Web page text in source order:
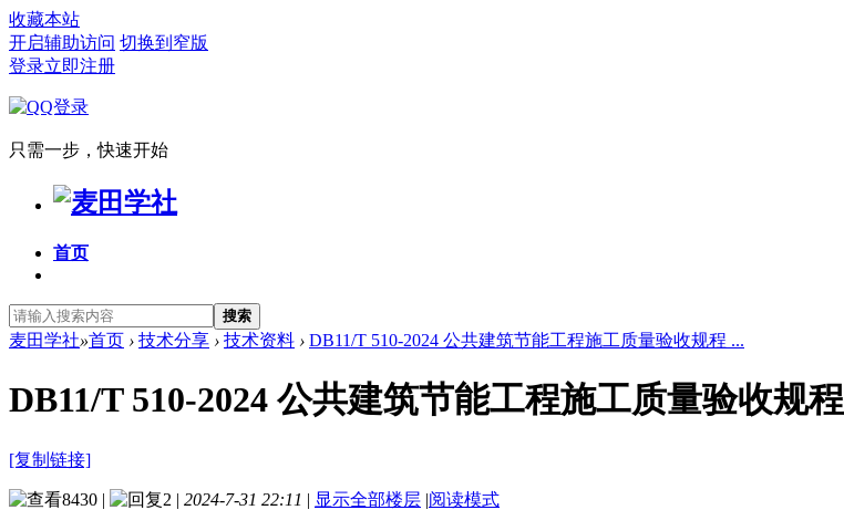
收藏本站
开启辅助访问 切换到窄版
登录立即注册
只需一步，快速开始
首页
搜索
麦田学社»首页 › 技术分享 › 技术资料 › DB11/T 510-2024 公共建筑节能工程施工质量验收规程 ...
DB11/T 510-2024 公共建筑节能工程施工质量验收规程
[复制链接]
8430 | 2 | 2024-7-31 22:11 | 显示全部楼层 |阅读模式